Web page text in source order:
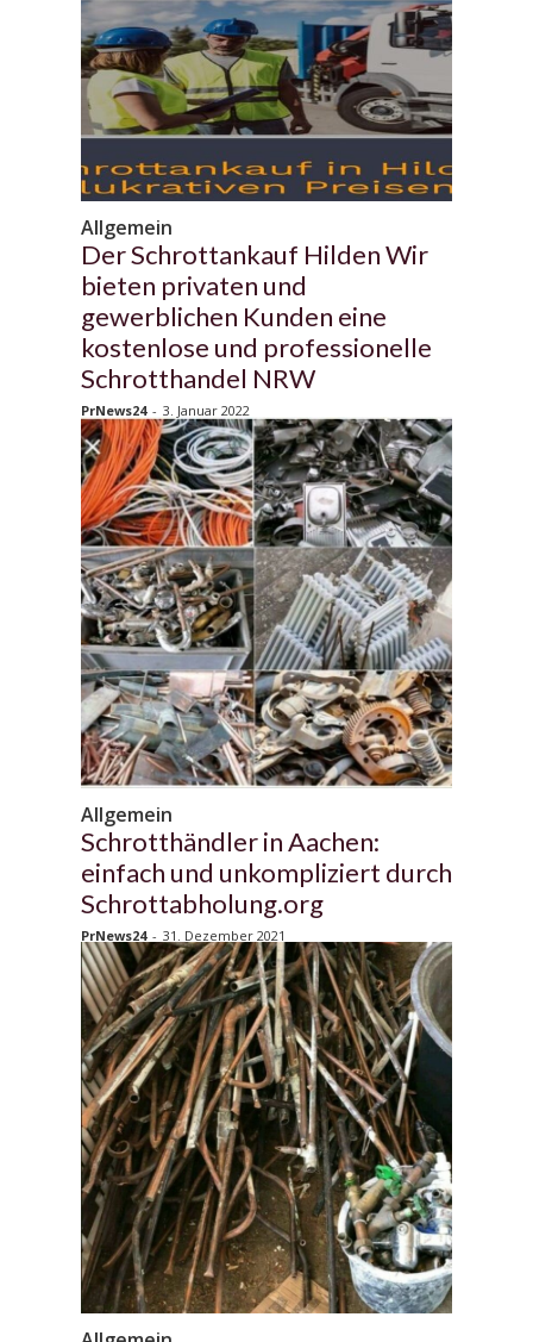
Allgemein
Der Schrottankauf Hilden Wir
bieten privaten und
gewerblichen Kunden eine
kostenlose und professionelle
Schrotthandel NRW
PrNews24 - 3. Januar 2022
Allgemein
Schrotthändler in Aachen:
einfach und unkompliziert durch
Schrottabholung.org
PrNews24 - 31. Dezember 2021